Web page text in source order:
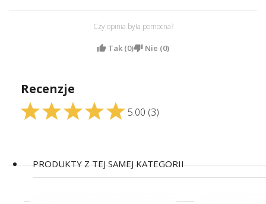
Czy opinia była pomocna?
Tak (0) Nie (0)
Recenzje
5.00 (3)
PRODUKTY Z TEJ SAMEJ KATEGORII